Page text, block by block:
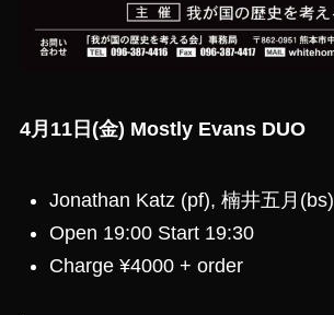
4月11日(金) Mostly Evans DUO
Jonathan Katz (pf), 楠井五月(bs)
Open 19:00 Start 19:30
Charge ¥4000 + order